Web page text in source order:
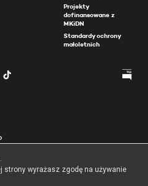
Projekty
dofinansowane z
MKiDN
Standardy ochrony
małoletnich
strony wyrażasz zgodę na używanie